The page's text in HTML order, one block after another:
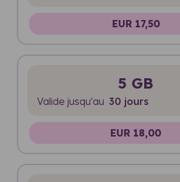
EUR 17,50
5 GB
Valide jusqu'au 30 jours
EUR 18,00